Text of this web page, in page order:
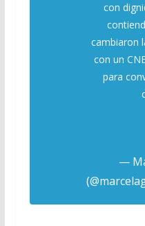
con
cambiaron
con un
para
—